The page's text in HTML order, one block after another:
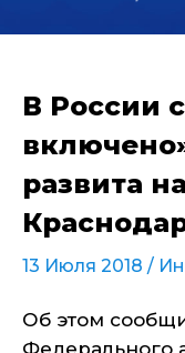
В России
развита
13 Июля 2018 /
Об этом
Федерального